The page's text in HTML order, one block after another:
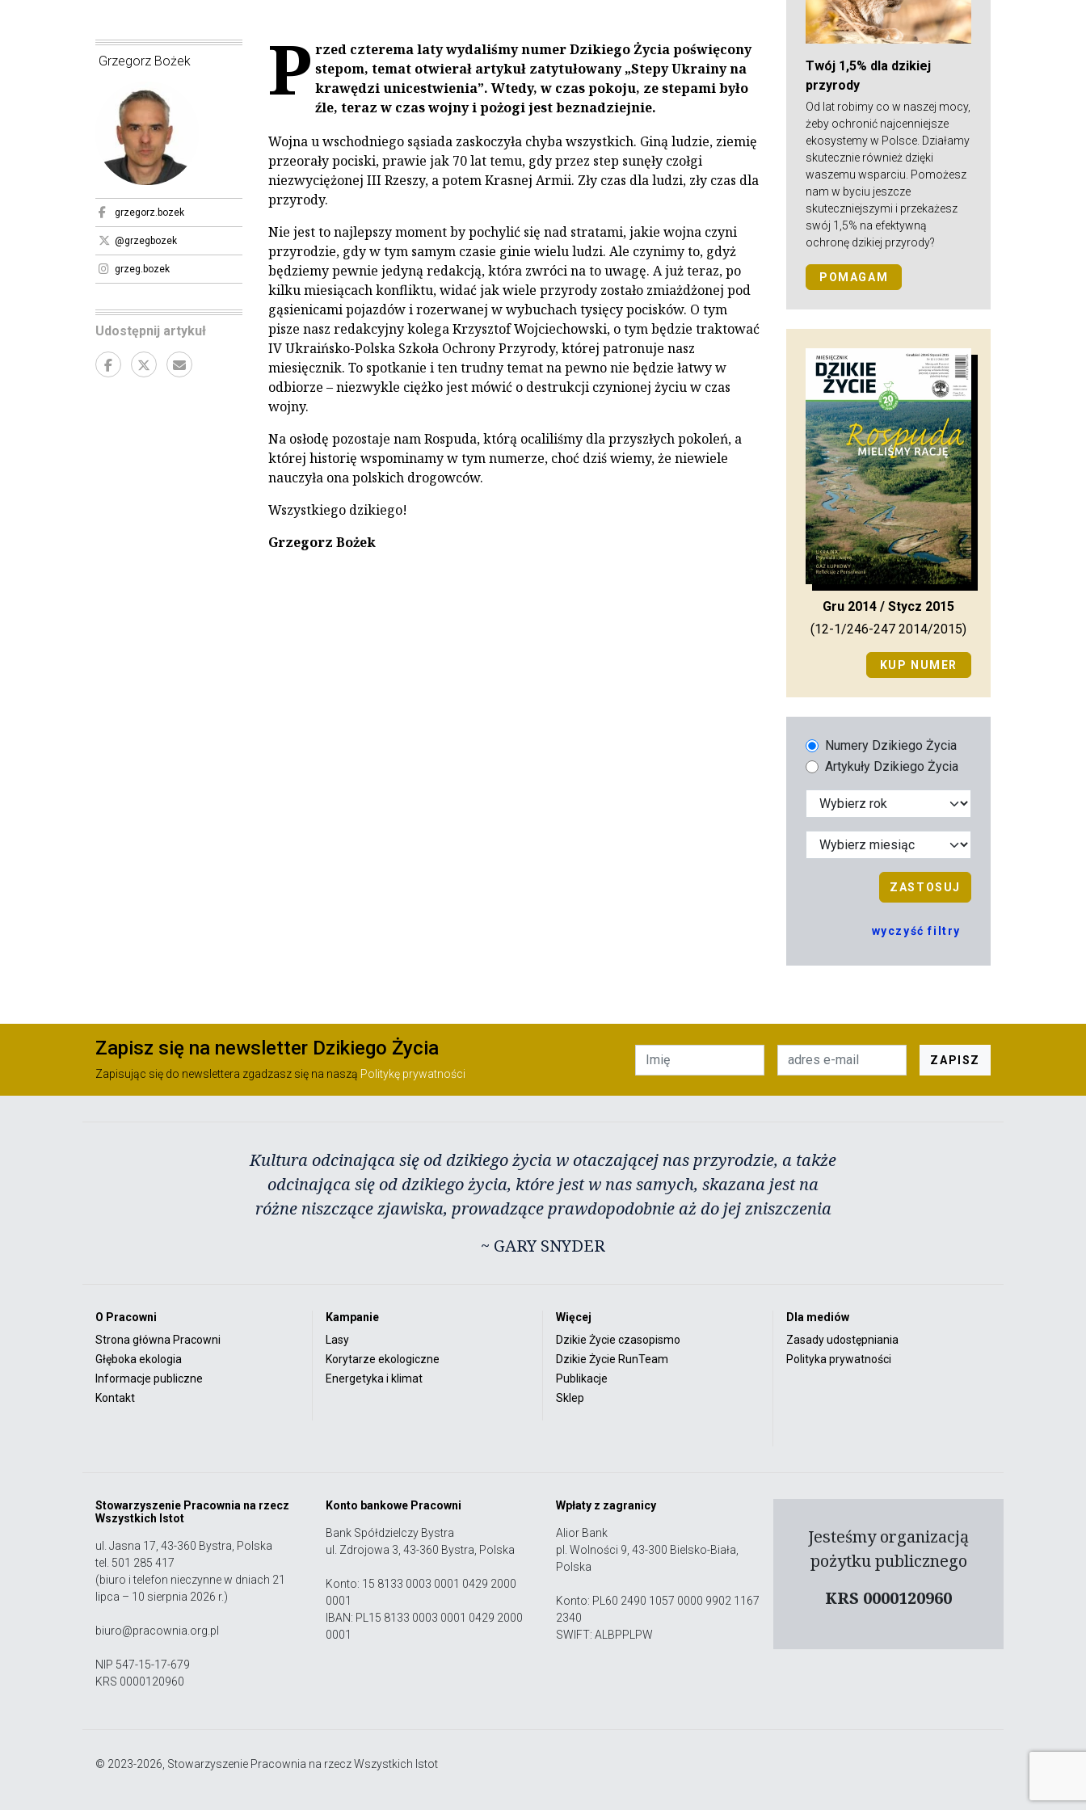
Grzegorz Bożek
grzegorz.bozek
@grzegbozek
grzeg.bozek
Udostępnij artykuł
P rzed czterema laty wydaliśmy numer Dzikiego Życia poświęcony
stepom, temat otwierał artykuł zatytułowany „Stepy Ukrainy na
krawędzi unicestwienia”. Wtedy, w czas pokoju, ze stepami było
źle, teraz w czas wojny i pożogi jest beznadziejnie.
Wojna u wschodniego sąsiada zaskoczyła chyba wszystkich. Giną ludzie, ziemię
przeorały pociski, prawie jak 70 lat temu, gdy przez step sunęły czołgi
niezwyciężonej III Rzeszy, a potem Krasnej Armii. Zły czas dla ludzi, zły czas dla
przyrody.
Nie jest to najlepszy moment by pochylić się nad stratami, jakie wojna czyni
przyrodzie, gdy w tym samym czasie ginie wielu ludzi. Ale czynimy to, gdyż
będziemy pewnie jedyną redakcją, która zwróci na to uwagę. A już teraz, po
kilku miesiącach konfliktu, widać jak wiele przyrody zostało zmiażdżonej pod
gąsienicami pojazdów i rozerwanej w wybuchach tysięcy pocisków. O tym
pisze nasz redakcyjny kolega Krzysztof Wojciechowski, o tym będzie traktować
IV Ukraińsko-Polska Szkoła Ochrony Przyrody, której patronuje nasz
miesięcznik. To spotkanie i ten trudny temat na pewno nie będzie łatwy w
odbiorze – niezwykle ciężko jest mówić o destrukcji czynionej życiu w czas
wojny.
Na osłodę pozostaje nam Rospuda, którą ocaliliśmy dla przyszłych pokoleń, a
której historię wspominamy w tym numerze, choć dziś wiemy, że niewiele
nauczyła ona polskich drogowców.
Wszystkiego dzikiego!
Grzegorz Bożek
Twój 1,5% dla dzikiej
przyrody
Od lat robimy co w naszej mocy,
żeby ochronić najcenniejsze
ekosystemy w Polsce. Działamy
skutecznie również dzięki
waszemu wsparciu. Pomożesz
nam w byciu jeszcze
skuteczniejszymi i przekażesz
swój 1,5% na efektywną
ochronę dzikiej przyrody?
POMAGAM
Gru 2014 / Stycz 2015
(12-1/246-247 2014/2015)
KUP NUMER
Numery Dzikiego Życia
Artykuły Dzikiego Życia
ZASTOSUJ
wyczyść filtry
Zapisz się na newsletter Dzikiego Życia
Zapisując się do newslettera zgadzasz się na naszą Politykę prywatności
ZAPISZ
Kultura odcinająca się od dzikiego życia w otaczającej nas przyrodzie, a także
odcinająca się od dzikiego życia, które jest w nas samych, skazana jest na
różne niszczące zjawiska, prowadzące prawdopodobnie aż do jej zniszczenia
~ GARY SNYDER
O Pracowni
Strona główna Pracowni
Głęboka ekologia
Informacje publiczne
Kontakt
Kampanie
Lasy
Korytarze ekologiczne
Energetyka i klimat
Więcej
Dzikie Życie czasopismo
Dzikie Życie RunTeam
Publikacje
Sklep
Dla mediów
Zasady udostępniania
Polityka prywatności
Stowarzyszenie Pracownia na rzecz
Wszystkich Istot
ul. Jasna 17, 43-360 Bystra, Polska
tel. 501 285 417
(biuro i telefon nieczynne w dniach 21
lipca – 10 sierpnia 2026 r.)
biuro@pracownia.org.pl
NIP 547-15-17-679
KRS 0000120960
Konto bankowe Pracowni
Bank Spółdzielczy Bystra
ul. Zdrojowa 3, 43-360 Bystra, Polska
Konto: 15 8133 0003 0001 0429 2000
0001
IBAN: PL15 8133 0003 0001 0429 2000
0001
Wpłaty z zagranicy
Alior Bank
pl. Wolności 9, 43-300 Bielsko-Biała,
Polska
Konto: PL60 2490 1057 0000 9902 1167
2340
SWIFT: ALBPPLPW
Jesteśmy organizacją
pożytku publicznego
KRS 0000120960
© 2023-2026, Stowarzyszenie Pracownia na rzecz Wszystkich Istot